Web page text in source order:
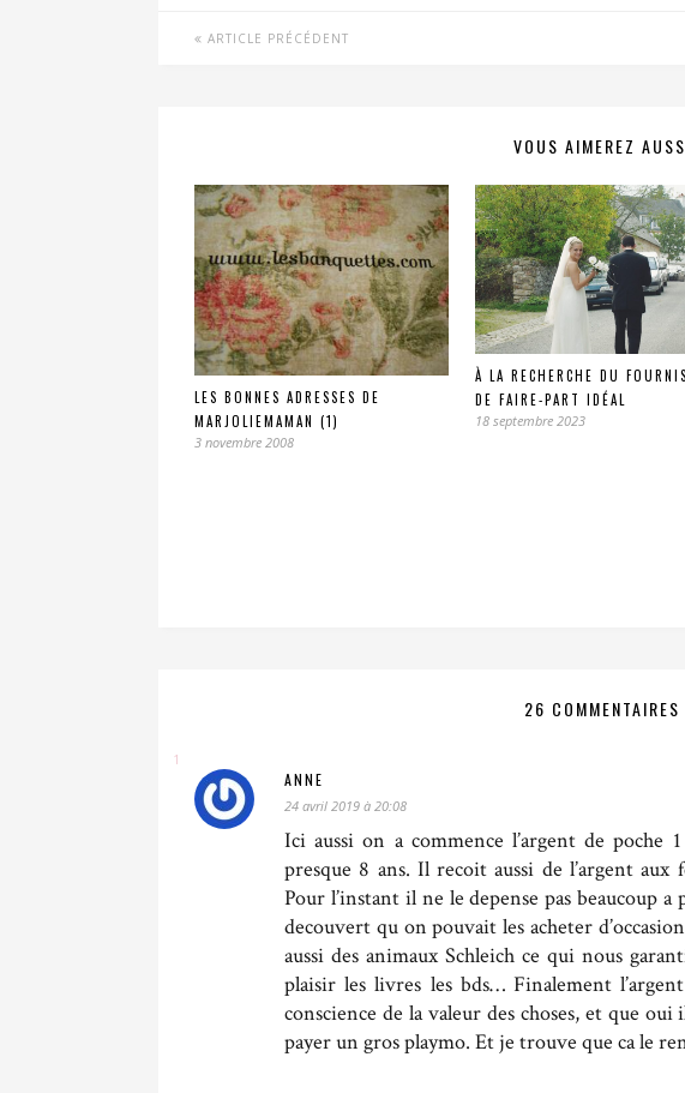
ARTICLE PRÉCÉDENT
VOUS AIMEREZ
LES BONNES ADRESSES DE
MARJOLIEMAMAN (1)
3 novembre 2008
À LA RECHERCHE DU
DE FAIRE-PART IDÉAL
18 septembre 2023
26 COMMENTAIRES
ANNE
24 avril 2019 à 20:08
Ici aussi on a commence l’argent de poche
presque 8 ans. Il recoit aussi de l’argent aux
Pour l’instant il ne le depense pas beaucoup
decouvert qu on pouvait les acheter
aussi des animaux Schleich ce qui nous
plaisir les livres les bds… Finalement
conscience de la valeur des choses, et que
payer un gros playmo. Et je trouve que ca le